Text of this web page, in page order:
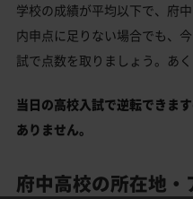
学校の成績が平均以下で、府
内申点に足りない場合でも、
試で点数を取りましょう。あ
当日の高校入試で逆転できま
ありません。
府中高校の所在地・